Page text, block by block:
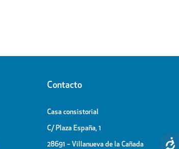
Contacto
Casa consistorial
C/ Plaza España, 1
28691 – Villanueva de la Cañada